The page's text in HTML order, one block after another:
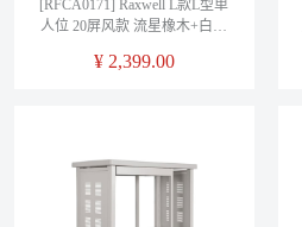
[RFCA0171] Raxwell L款L型单
人位 20屏风款 流星橡木+白色
¥ 2,399.00